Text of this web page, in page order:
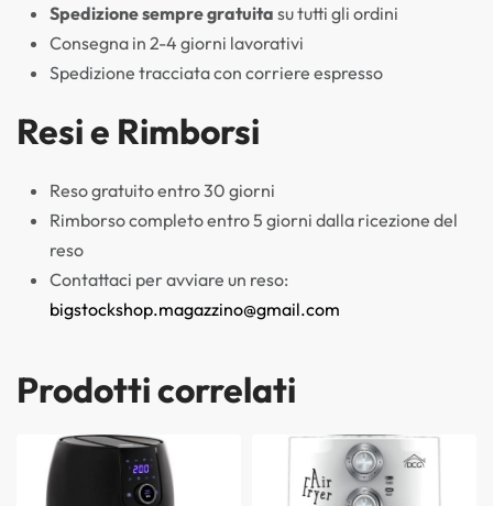
Spedizione sempre gratuita su tutti gli ordini
Consegna in 2-4 giorni lavorativi
Spedizione tracciata con corriere espresso
Resi e Rimborsi
Reso gratuito entro 30 giorni
Rimborso completo entro 5 giorni dalla ricezione del
reso
Contattaci per avviare un reso:
bigstockshop.magazzino@gmail.com
Prodotti correlati